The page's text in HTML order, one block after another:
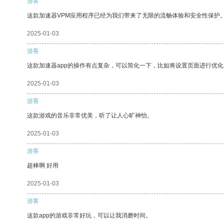
这款加速器VPM应用程序已经为我们带来了无限的流畅体验和安全性保护
2025-01-03
游客
这款加速器app的操作有点复杂，可以简化一下，比如将设置页面进行优
2025-01-03
游客
这款游戏的音乐非常优美，听了让人心旷神怡。
2025-01-03
游客
超棒啊 好用
2025-01-03
游客
这款app的游戏非常好玩，可以让我消磨时间。